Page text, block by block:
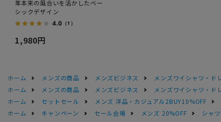
革本来の風合いを活かしたベー
シックデザイン
4.0 （1）
1,980円
ホーム メンズの商品 メンズビジネス
メンズワイシャツ・ド
ホーム
メンズの商品 メンズビジネス
メンズワイシャツ・ド
ホーム
セットセール
メンズ 洋品・カジュアル2BUY10%OFF
ホーム
キャンペーン セール会場 メンズ 20%OFF シャ